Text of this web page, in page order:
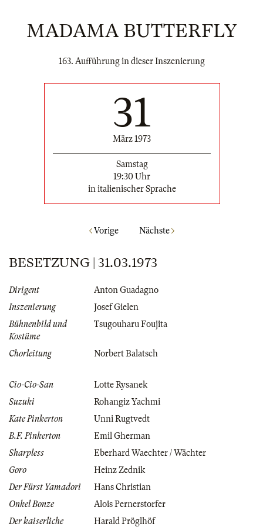
MADAMA BUTTERFLY
163. Aufführung in dieser Inszenierung
31
März 1973
Samstag
19:30 Uhr
in italienischer Sprache
Vorige Nächste
BESETZUNG | 31.03.1973
Dirigent
Anton Guadagno
Inszenierung
Josef Gielen
Bühnenbild und
Kostüme
Tsugouharu Foujita
Chorleitung Norbert Balatsch
Cio-Cio-San
Lotte Rysanek
Suzuki
Rohangiz Yachmi
Kate Pinkerton
Unni Rugtvedt
B.F. Pinkerton
Emil Gherman
Sharpless
Eberhard Waechter / Wächter
Goro
Heinz Zednik
Der Fürst Yamadori
Hans Christian
Onkel Bonze
Alois Pernerstorfer
Der kaiserliche
Harald Pröglhöf